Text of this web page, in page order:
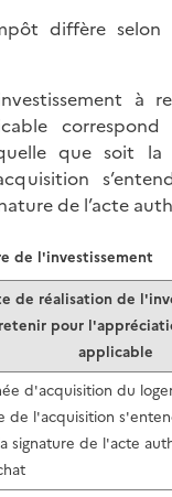
diffère selon
à
que soit
de l’acte
de l'investissement
de réalisation de
pour
applicable
d'acquisition du
de l'acquisition
signature de l'acte